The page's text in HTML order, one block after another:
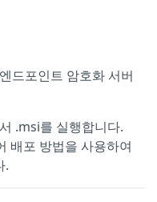
드포인트 암호화 서버
.msi를 실행합니다.
배포 방법을 사용하여
.